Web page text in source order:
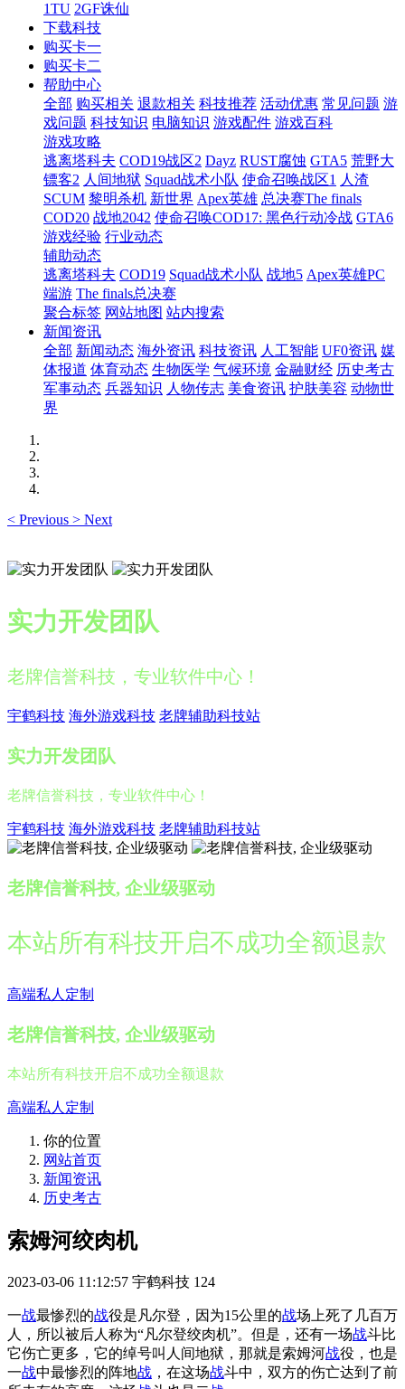
1TU 2GF诛仙
下载科技
购买卡一
购买卡二
帮助中心
全部 购买相关 退款相关 科技推荐 活动优惠 常见问题 游
戏问题 科技知识 电脑知识 游戏配件 游戏百科
游戏攻略
逃离塔科夫 COD19战区2 Dayz RUST腐蚀 GTA5 荒野大
镖客2 人间地狱 Squad战术小队 使命召唤战区1 人渣
SCUM 黎明杀机 新世界 Apex英雄 总决赛The finals
COD20 战地2042 使命召唤COD17: 黑色行动冷战 GTA6
游戏经验 行业动态
辅助动态
逃离塔科夫 COD19 Squad战术小队 战地5 Apex英雄PC
端游 The finals总决赛
聚合标签 网站地图 站内搜索
新闻资讯
全部 新闻动态 海外资讯 科技资讯 人工智能 UF0资讯 媒
体报道 体育动态 生物医学 气候环境 金融财经 历史考古
军事动态 兵器知识 人物传志 美食资讯 护肤美容 动物世
界
< Previous > Next
实力开发团队
老牌信誉科技，专业软件中心！
宇鹤科技 海外游戏科技 老牌辅助科技站
实力开发团队
老牌信誉科技，专业软件中心！
宇鹤科技 海外游戏科技 老牌辅助科技站
老牌信誉科技, 企业级驱动
本站所有科技开启不成功全额退款
高端私人定制
老牌信誉科技, 企业级驱动
本站所有科技开启不成功全额退款
高端私人定制
你的位置
网站首页
新闻资讯
历史考古
索姆河绞肉机
2023-03-06 11:12:57 宇鹤科技 124
一战最惨烈的战役是凡尔登，因为15公里的战场上死了几百万
人，所以被后人称为“凡尔登绞肉机”。但是，还有一场战斗比
它伤亡更多，它的绰号叫人间地狱，那就是索姆河战役，也是
一战中最惨烈的阵地战 ，在这场战斗中，双方的伤亡达到了前